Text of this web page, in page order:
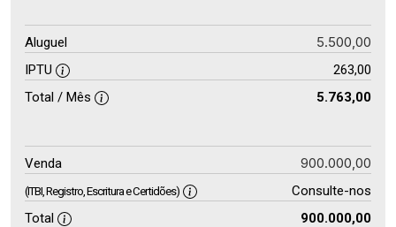
Aluguel 5.500,00
IPTU
263,00
Total / Mês
5.763,00
Venda 900.000,00
(ITBI, Registro, Escritura e Certidões)
Consulte-nos
Total
900.000,00